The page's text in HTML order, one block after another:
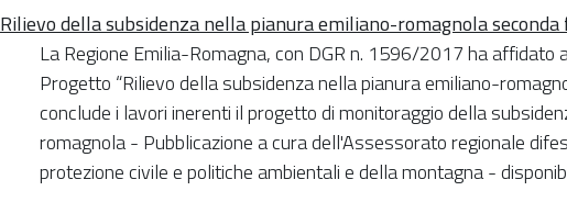
Rilievo della subsidenza nella pianura emiliano-romagnola
La Regione Emilia-Romagna, con DGR n. 1596/2017 ha affidato
Progetto “Rilievo della subsidenza nella pianura emiliano-
conclude i lavori inerenti il progetto di monitoraggio della
romagnola - Pubblicazione a cura dell'Assessorato regionale
protezione civile e politiche ambientali e della montagna -